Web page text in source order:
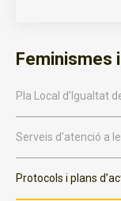
Feminismes
Pla Local d’Igualtat
Serveis d'atenció a
Protocols i plans